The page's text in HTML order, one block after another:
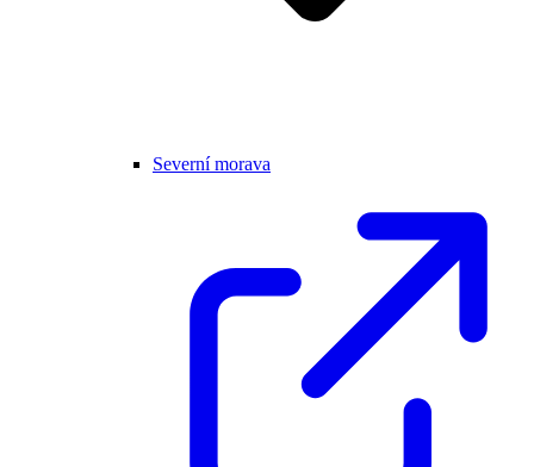
Severní morava